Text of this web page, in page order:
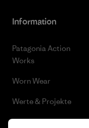
Information
Patagonia Action
Works
Worn Wear
Werte & Projekte
Progress Report